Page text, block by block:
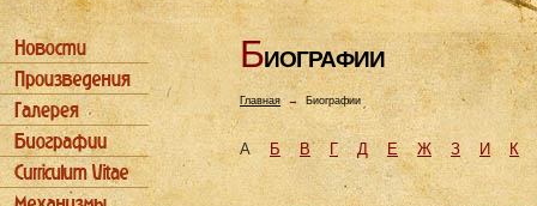
БИОГРАФИИ
Главная→ Биографии
АБ В Г Д Е Ж З И К